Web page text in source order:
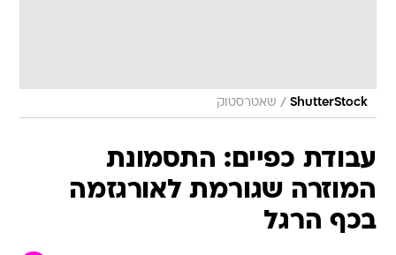
ShutterStock
/ שאטרסטוק
עבודת כפיים: התסמונת
המוזרה שגורמת לאורגזמה
בכף הרגל